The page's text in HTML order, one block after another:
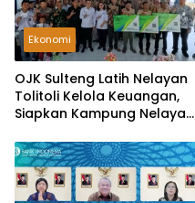
Ekonomi
OJK Sulteng Latih Nelayan
Tolitoli Kelola Keuangan,
Siapkan Kampung Nelayan